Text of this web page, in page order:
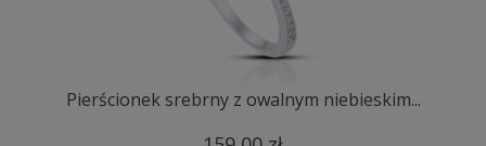
Pierścionek srebrny z owalnym niebieskim...